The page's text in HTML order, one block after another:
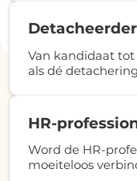
Detacheerder
Van kandidaat
als dé
HR-
Word de HR-
moeiteloos